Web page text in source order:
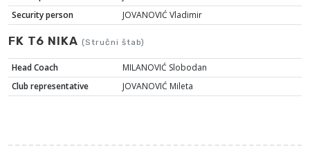
Security person
JOVANOVIĆ Vladimir
FK T6 NIKA (Stručni štab)
Head Coach
MILANOVIĆ Slobodan
Club representative
JOVANOVIĆ Mileta